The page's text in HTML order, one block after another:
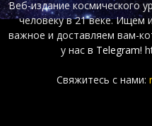
Веб-издание космического
человеку в 21 веке. Ищем
важное и доставляем вам-
у нас в Telegram!
Свяжитесь с нами: